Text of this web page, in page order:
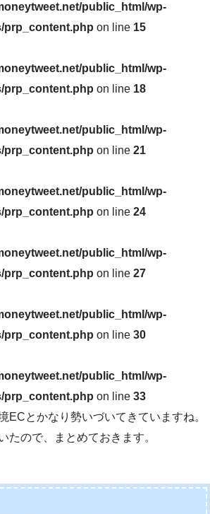
public_html/wp-
prp_content.php on line 15
public_html/wp-
prp_content.php on line 18
public_html/wp-
prp_content.php on line 21
public_html/wp-
prp_content.php on line 24
public_html/wp-
prp_content.php on line 27
public_html/wp-
prp_content.php on line 30
public_html/wp-
prp_content.php on line 33
とかなり勢いづいてきていますね。
ので、まとめておきます。